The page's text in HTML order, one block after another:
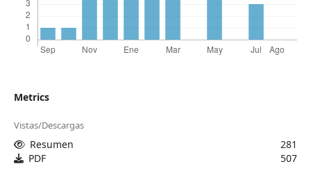
Metrics
Vistas/Descargas
Resumen
281
PDF
507